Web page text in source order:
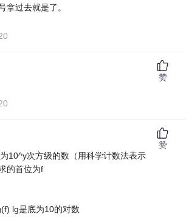
拿过去就是了。
赞
10^y次方级的数（用科学计数法表示
的首位为f
lg是底为10的对数
赞